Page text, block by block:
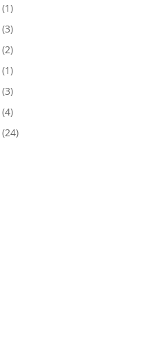
(1)
(3)
(2)
(1)
(3)
(4)
(24)